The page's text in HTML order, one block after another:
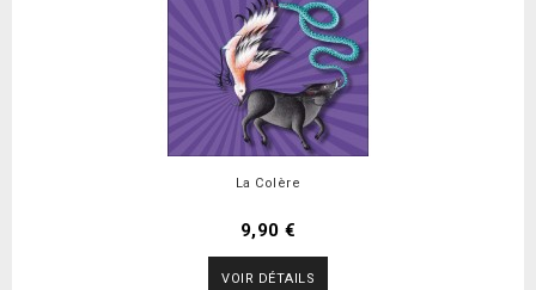
La Colère
9,90 €
VOIR DÉTAILS